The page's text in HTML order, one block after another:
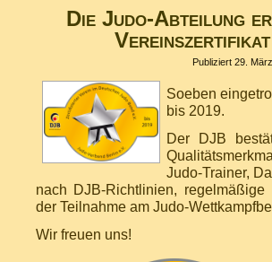
Die Judo-Abteilung
Publiziert 29.
Soeben
bis 2019.
Der DJB
Judo-Trainer,
nach DJB-Richtlinien, regelmäßige
der Teilnahme am Judo-
Wir freuen uns!